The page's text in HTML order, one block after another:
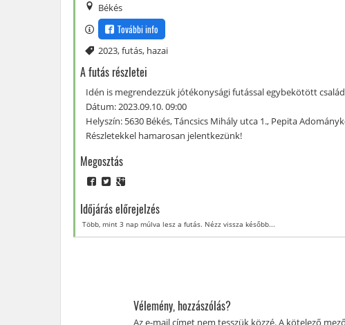
Békés
További info
Címke
2023,futás, hazai
A futás részletei
Idén is megrendezzük jótékonysági futással egybekötött
Dátum: 2023.09.10. 09:00
Helyszín: 5630 Békés, Táncsics Mihály utca 1., Pepita
Részletekkel hamarosan jelentkezünk!
Megosztás
Időjárás előrejelzés
Több, mint 3 nap múlva lesz a futás. Nézz vissza később...
Vélemény, hozzászólás?
Az e-mail címet nem tesszük közzé.A kötelező